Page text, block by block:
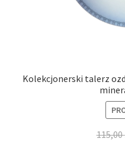
Kolekcjonerski talerz
115,00